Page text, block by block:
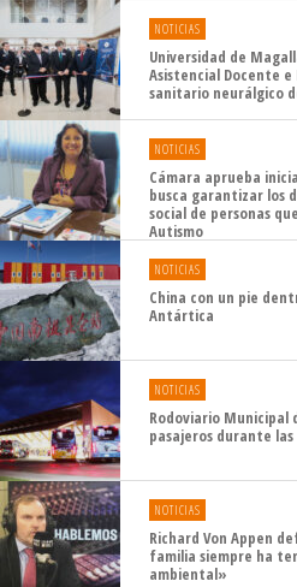
NOTICIAS
Universidad de
Asistencial Docente
sanitario neurálgico
NOTICIAS
Cámara aprueba
busca garantizar los
social de personas
Autismo
NOTICIAS
China con un pie
Antártica
NOTICIAS
Rodoviario Municipal
pasajeros durante
NOTICIAS
Richard Von Appen
familia siempre ha
ambiental»